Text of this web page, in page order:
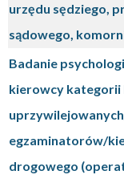
urzędu sędziego,
sądowego,
Badanie
kierowcy kategorii
egzaminatorów/
drogowego